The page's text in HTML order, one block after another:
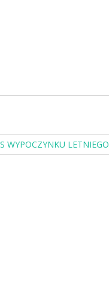
WYPOCZYNKU LETNIEGO